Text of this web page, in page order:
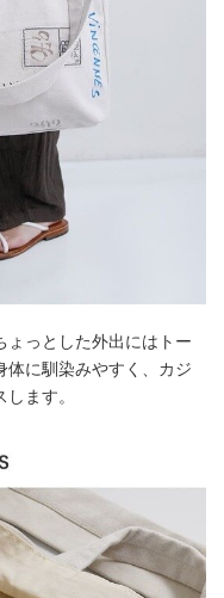
ょっとした外出にはトー
体に馴染みやすく、カジ
ます。